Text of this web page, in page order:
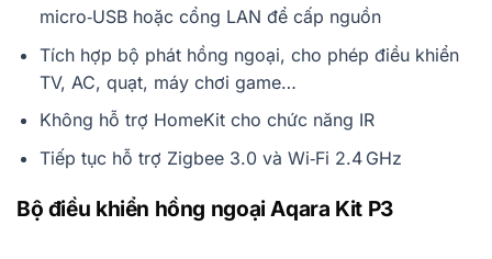
micro‑USB hoặc cổng LAN để cấp nguồn
Tích hợp bộ phát hồng ngoại, cho phép điều khiển
TV, AC, quạt, máy chơi game…
Không hỗ trợ HomeKit cho chức năng IR
Tiếp tục hỗ trợ Zigbee 3.0 và Wi‑Fi 2.4 GHz
Bộ điều khiển hồng ngoại Aqara Kit P3